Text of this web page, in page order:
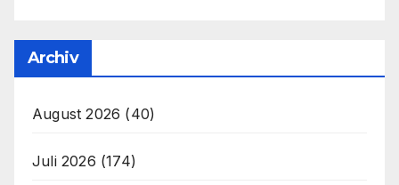
Archiv
August 2026 (40)
Juli 2026 (174)